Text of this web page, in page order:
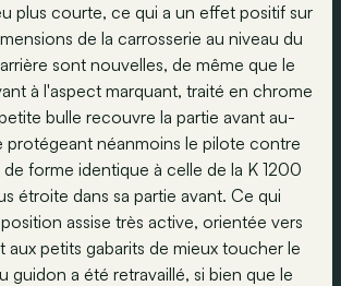
plus courte, ce qui a un effet positif sur
de la carrosserie au niveau du
sont nouvelles, de même que le
à l'aspect marquant, traité en chrome
bulle recouvre la partie avant au-
protégeant néanmoins le pilote contre
forme identique à celle de la K 1200
étroite dans sa partie avant. Ce qui
assise très active, orientée vers
aux petits gabarits de mieux toucher le
guidon a été retravaillé, si bien que le